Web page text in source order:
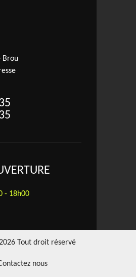
Brou
- 18h00
Tout droit réservé
nous